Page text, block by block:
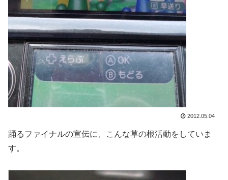
2012.05.04
踊るファイナルの宣伝に、こんな草の根活動をしていま
す。